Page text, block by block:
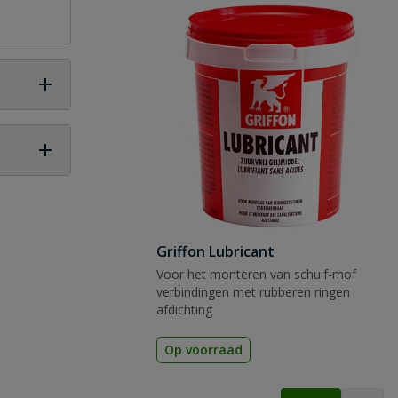
Griffon Lubricant
Voor het monteren van schuif-mof
verbindingen met rubberen ringen
afdichting
Op voorraad